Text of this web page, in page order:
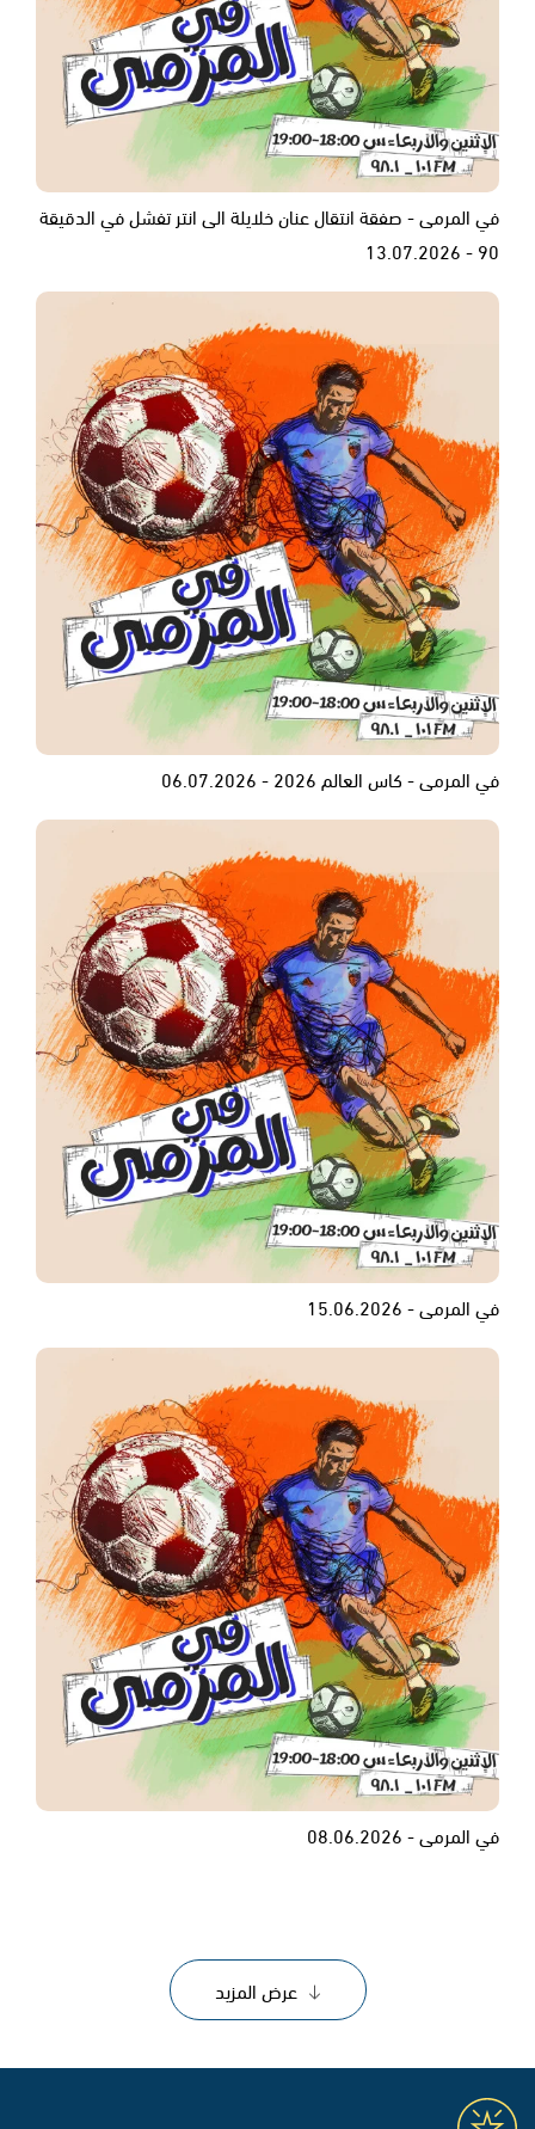
في المرمى - صفقة انتقال عنان خلايلة الى انتر تفشل في الدقيقة
90 - 13.07.2026
في المرمى - كاس العالم 2026 - 06.07.2026
في المرمى - 15.06.2026
في المرمى - 08.06.2026
عرض المزيد